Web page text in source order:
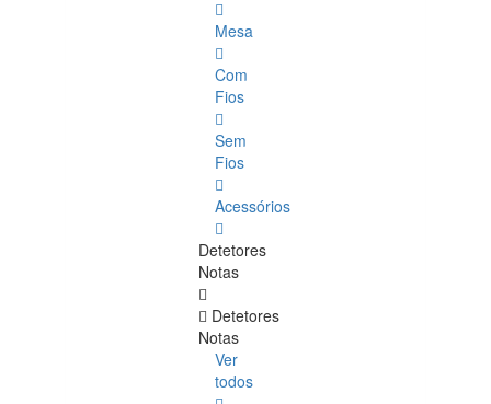
Mesa
Com
Fios
Sem
Fios
Acessórios
Detetores
Notas
Detetores
Notas
Ver
todos